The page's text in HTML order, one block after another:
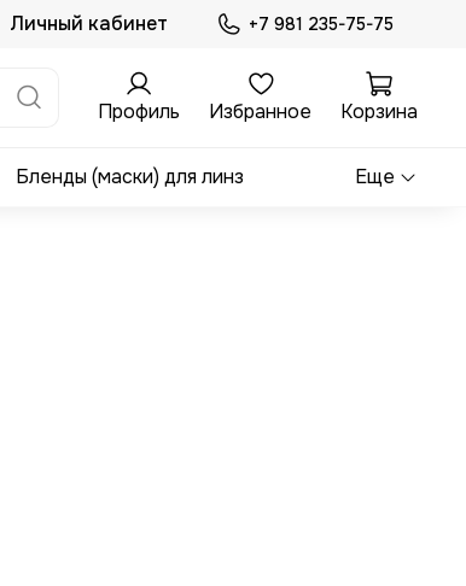
Личный кабинет +7 981 235-75-75
Профиль Избранное Корзина
Бленды (маски) для линз Еще